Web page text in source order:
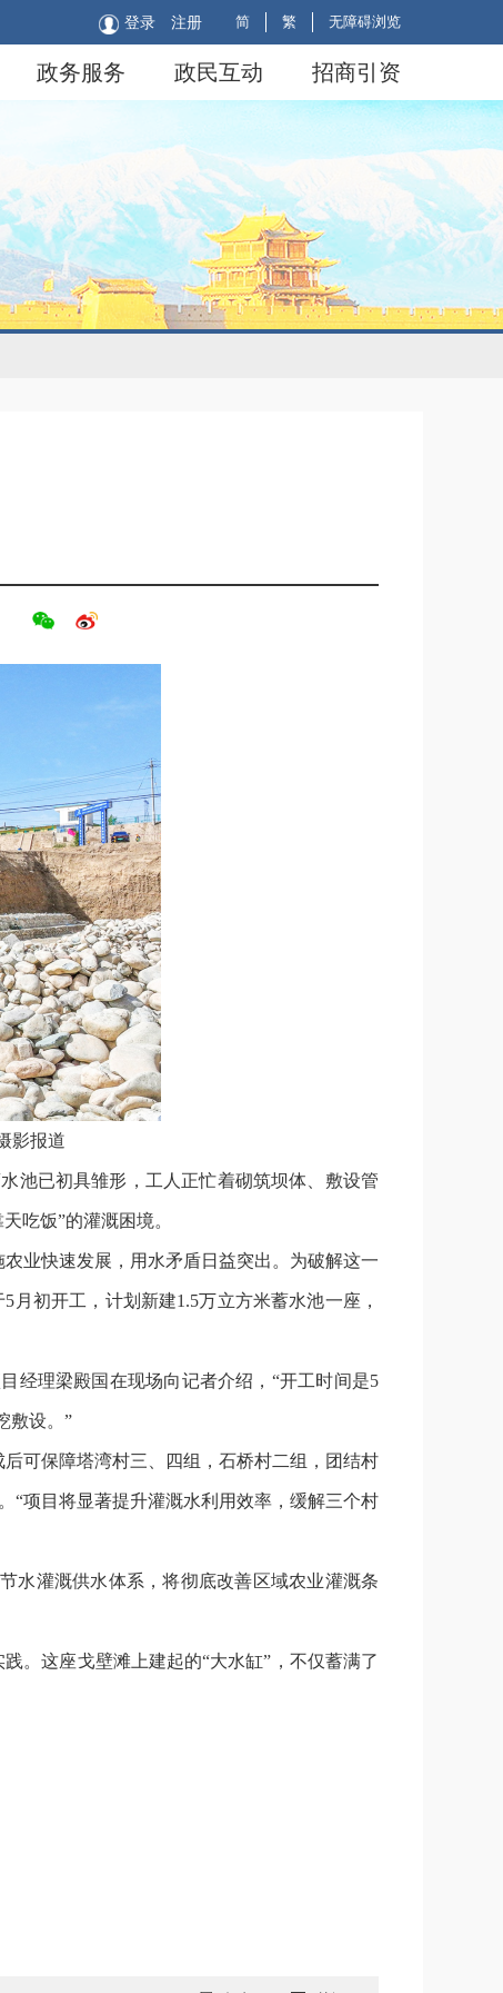
简 繁 无障碍浏览
登录 注册
政务服务 政民互动 招商引资
影报道
池已初具雏形，工人正忙着砌筑坝体、敷设管
吃饭”的灌溉困境。
业快速发展，用水矛盾日益突出。为破解这一
初开工，计划新建1.5万立方米蓄水池一座，
经理梁殿国在现场向记者介绍，“开工时间是5
敷设。”
可保障塔湾村三、四组，石桥村二组，团结村
“项目将显著提升灌溉水利用效率，缓解三个村
水灌溉供水体系，将彻底改善区域农业灌溉条
。这座戈壁滩上建起的“大水缸”，不仅蓄满了